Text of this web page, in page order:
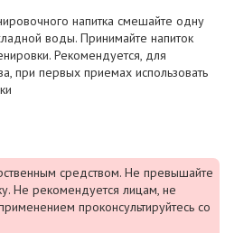
напитка смешайте одну
воды. Принимайте напиток
Рекомендуется, для
при первых приемах использовать
средством. Не превышайте
Не рекомендуется лицам, не
проконсультируйтесь со